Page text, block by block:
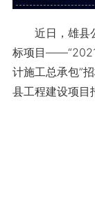
近日，雄县公
标项目
计施工总承包”
县工程建设项目